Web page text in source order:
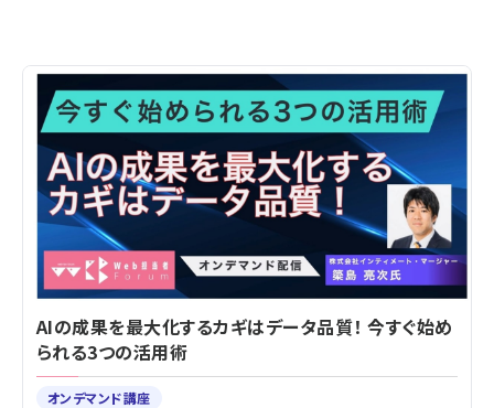
AIの成果を最大化するカギはデータ品質！ 今すぐ始め
られる3つの活用術
オンデマンド講座